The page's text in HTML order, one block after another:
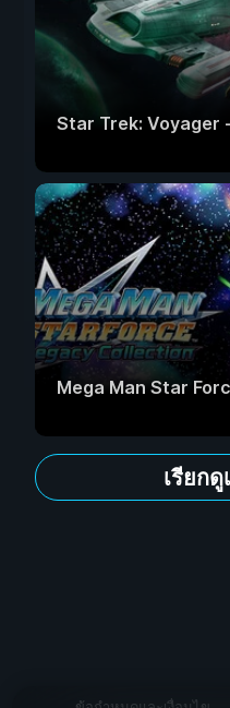
Star Trek: Voyager
Mega Man Star
เรียก